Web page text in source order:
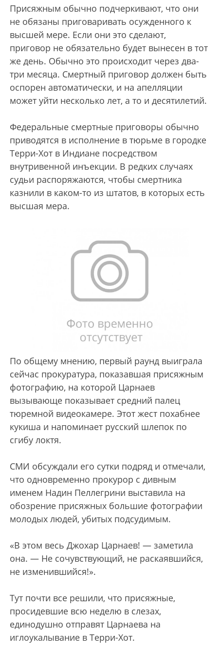
Присяжным обычно подчеркивают, что они
не обязаны приговаривать осужденного к
высшей мере. Если они это сделают,
приговор не обязательно будет вынесен в тот
же день. Обычно это происходит через два-
три месяца. Смертный приговор должен быть
оспорен автоматически, и на апелляции
может уйти несколько лет, а то и десятилетий.
Федеральные смертные приговоры обычно
приводятся в исполнение в тюрьме в городке
Терри-Хот в Индиане посредством
внутривенной инъекции. В редких случаях
судьи распоряжаются, чтобы смертника
казнили в каком-то из штатов, в которых есть
высшая мера.
По общему мнению, первый раунд выиграла
сейчас прокуратура, показавшая присяжным
фотографию, на которой Царнаев
вызывающе показывает средний палец
тюремной видеокамере. Этот жест похабнее
кукиша и напоминает русский шлепок по
сгибу локтя.
СМИ обсуждали его сутки подряд и отмечали,
что одновременно прокурор с дивным
именем Надин Пеллегрини выставила на
обозрение присяжных большие фотографии
молодых людей, убитых подсудимым.
«В этом весь Джохар Царнаев! — заметила
она. — Не сочувствующий, не раскаявшийся,
не изменившийся!».
Тут почти все решили, что присяжные,
просидевшие всю неделю в слезах,
единодушно отправят Царнаева на
иглоукалывание в Терри-Хот.